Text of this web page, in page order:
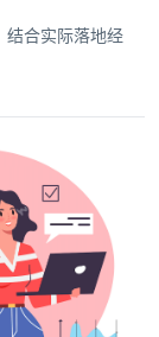
结合实际落地经